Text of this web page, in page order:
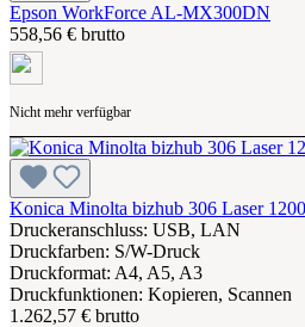
Epson WorkForce AL-MX300DN
558,56 € brutto
Nicht mehr verfügbar
Konica Minolta bizhub 306 Laser
Druckeranschluss: USB, LAN
Druckfarben: S/W-Druck
Druckformat: A4, A5, A3
Druckfunktionen: Kopieren, Scannen
1.262,57 € brutto